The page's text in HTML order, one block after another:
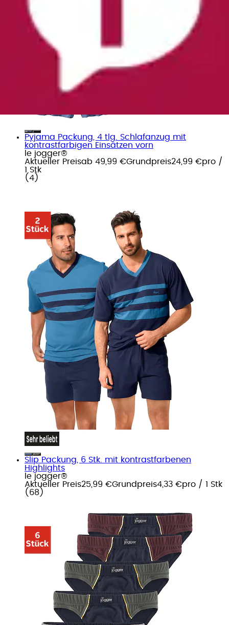
Pyjama Packung, 4 tlg. Schlafanzug mit
kontrastfarbigen Einsätzen vorn
le jogger®
Aktueller Preisab 49,99 €Grundpreis24,99 €pro /
1 Stk
( 4 )
Slip Packung, 6 Stk. mit kontrastfarbenen
Highlights
le jogger®
Aktueller Preis25,99 €Grundpreis4,33 €pro / 1 Stk
( 68 )